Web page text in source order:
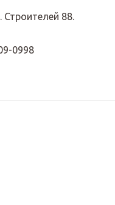
Строителей 88.
0998